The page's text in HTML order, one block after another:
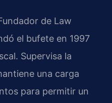
de Law
el bufete en 1997
Supervisa la
una carga
para permitir un